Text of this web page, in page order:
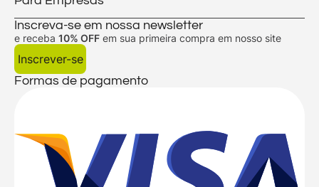
Inscreva-se em nossa newsletter
e receba 10% OFF em sua primeira compra em nosso site
Inscrever-se
Formas de pagamento